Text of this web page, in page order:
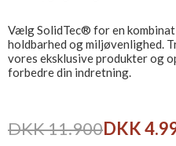
Vælg SolidTec® for en
holdbarhed og miljøvenlighed.
vores eksklusive produkter og
forbedre din indretning.
DKK 11.900DKK